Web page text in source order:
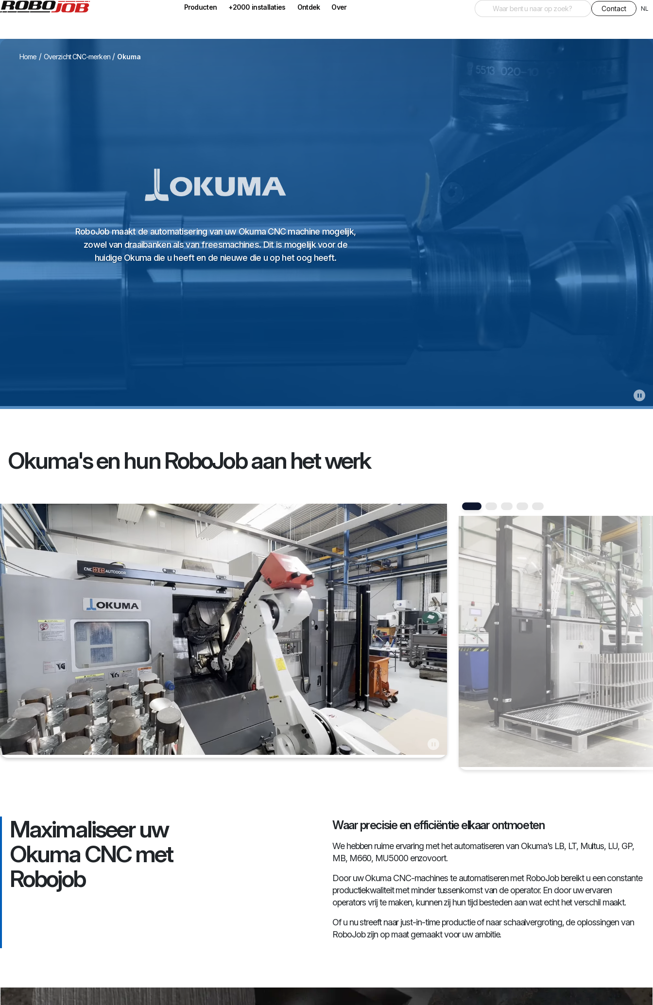
Producten +2000 installaties Ontdek Over Contact NL
Home / Overzicht CNC-merken/ Okuma
RoboJob maakt de automatisering van uw Okuma CNC machine mogelijk,
zowel van draaibanken als van freesmachines. Dit is mogelijk voor de
huidige Okuma die u heeft en de nieuwe die u op het oog heeft.
Okuma's en hun RoboJob aan het werk
Maximaliseer uw
Okuma CNC met
Robojob
Waar precisie en efficiëntie elkaar ontmoeten
We hebben ruime ervaring met het automatiseren van Okuma's LB, LT, Multus, LU, GP,
MB, M660, MU5000 enzovoort.
Door uw Okuma CNC-machines te automatiseren met RoboJob bereikt u een constante
productiekwaliteit met minder tussenkomst van de operator. En door uw ervaren
operators vrij te maken, kunnen zij hun tijd besteden aan wat echt het verschil maakt.
Of u nu streeft naar just-in-time productie of naar schaalvergroting, de oplossingen van
RoboJob zijn op maat gemaakt voor uw ambitie.